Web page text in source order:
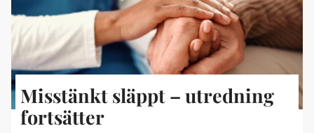
Misstänkt släppt – utredning
fortsätter